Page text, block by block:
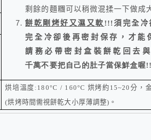
剩餘的麵糰可以稍微混揉一下做成
餅乾剛烤好又濕又軟 !!!須完全冷
完全冷卻後再密封保存，才能
請 務必帶密封盒裝餅乾 回去
千萬不要把自己的肚子當保鮮盒喔
烘培溫度 : 180°C / 160°C 烘烤約15~20 分，
(烘烤時間需視餅乾大小厚薄調整)。